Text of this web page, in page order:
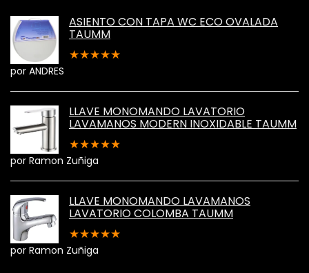
ASIENTO CON TAPA WC ECO OVALADA
TAUMM
★★★★★
por ANDRES
LLAVE MONOMANDO LAVATORIO
LAVAMANOS MODERN INOXIDABLE TAUMM
★★★★★
por Ramon Zuñiga
LLAVE MONOMANDO LAVAMANOS
LAVATORIO COLOMBA TAUMM
★★★★★
por Ramon Zuñiga